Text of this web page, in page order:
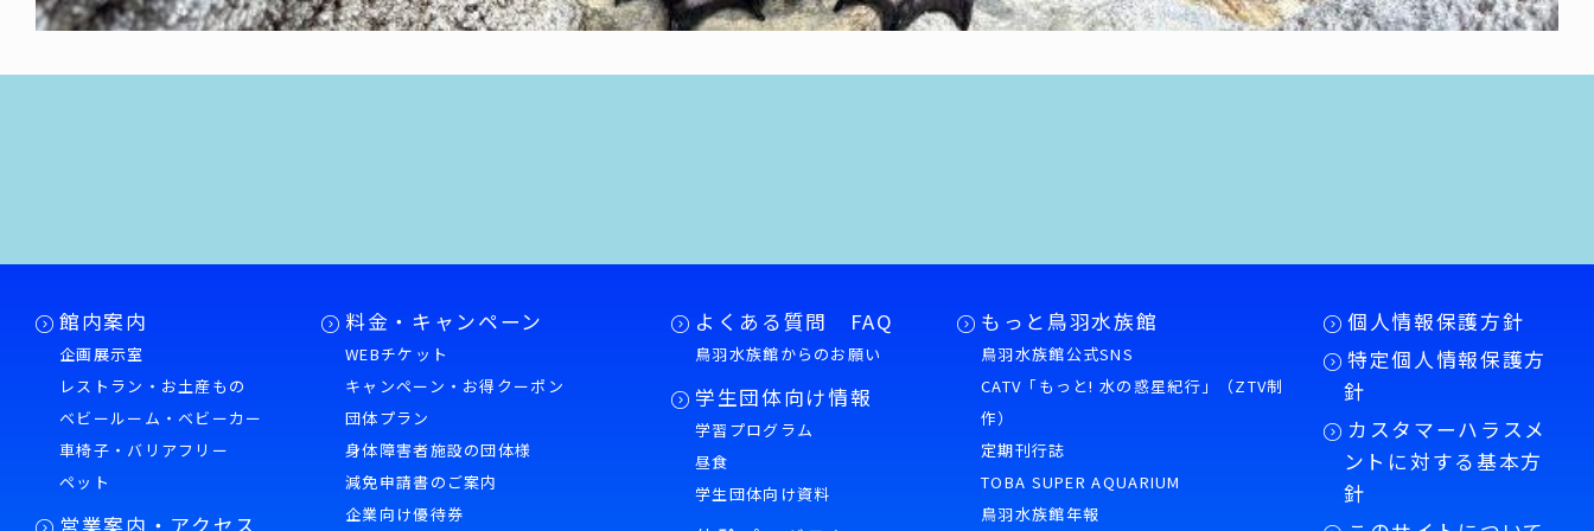
館内案内
企画展示室
レストラン・お土産もの
ベビールーム・ベビーカー
車椅子・バリアフリー
ペット
営業案内・アクセス
料金・キャンペーン
WEBチケット
キャンペーン・お得クーポン
団体プラン
身体障害者施設の団体様
減免申請書のご案内
企業向け優待券
よくある質問 FAQ
鳥羽水族館からのお願い
学生団体向け情報
学習プログラム
昼食
学生団体向け資料
もっと鳥羽水族館
鳥羽水族館公式SNS
CATV「もっと! 水の惑星紀行」（ZTV制
作）
定期刊行誌
TOBA SUPER AQUARIUM
鳥羽水族館年報
個人情報保護方針
特定個人情報保護方
針
カスタマーハラスメ
ントに対する基本方
針